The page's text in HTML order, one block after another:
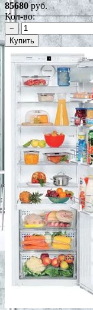
85680руб.
Кол-во:
−
Купить